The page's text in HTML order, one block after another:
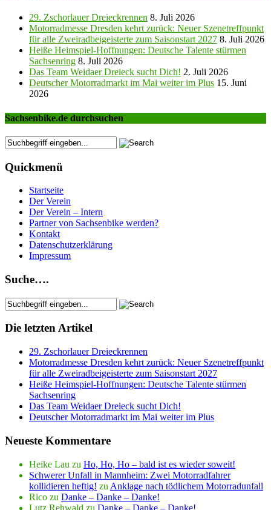
29. Zschorlauer Dreieckrennen 8. Juli 2026
Motorradmesse Dresden kehrt zurück: Neuer Szenetreffpunkt
für alle Zweiradbeigeisterte zum Saisonstart 2027 8. Juli 2026
Heiße Heimspiel-Hoffnungen: Deutsche Talente stürmen
Sachsenring 8. Juli 2026
Das Team Weidaer Dreieck sucht Dich! 2. Juli 2026
Deutscher Motorradmarkt im Mai weiter im Plus 15. Juni
2026
Sachsenbike.de durchsuchen
Quickmenü
Startseite
Der Verein
Der Verein – Intern
Partner von Sachsenbike werden?
Kontakt
Datenschutzerklärung
Impressum
Suche….
Die letzten Artikel
29. Zschorlauer Dreieckrennen
Motorradmesse Dresden kehrt zurück: Neuer Szenetreffpunkt
für alle Zweiradbeigeisterte zum Saisonstart 2027
Heiße Heimspiel-Hoffnungen: Deutsche Talente stürmen
Sachsenring
Das Team Weidaer Dreieck sucht Dich!
Deutscher Motorradmarkt im Mai weiter im Plus
Neueste Kommentare
Heike Lau zu Ho, Ho, Ho – bald ist es wieder soweit!
Schwerer Unfall in Mannheim: Zwei Motorradfahrer
kollidieren heftig! zu Anklage nach tödlichem Motorradunfall
Rico zu Danke – Danke – Danke!
Lutz Rehwald zu Danke – Danke – Danke!